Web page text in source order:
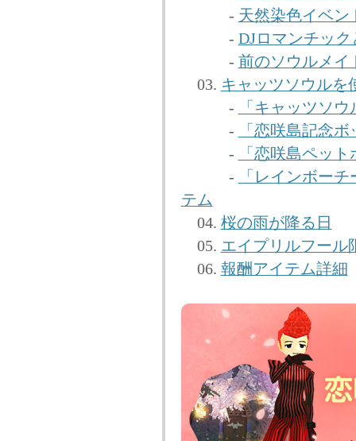
- 天然染色イベン
- DJロマンチッ
- 前のソウルメイ
03. キャッツソウルを
-
「キャッツソ
-
「恋咲島記念
-
「恋咲島ペッ
-
「レインボー
テム
04. 桜の雨が降る日
05. エイプリルフール
06. 報酬アイテム詳細